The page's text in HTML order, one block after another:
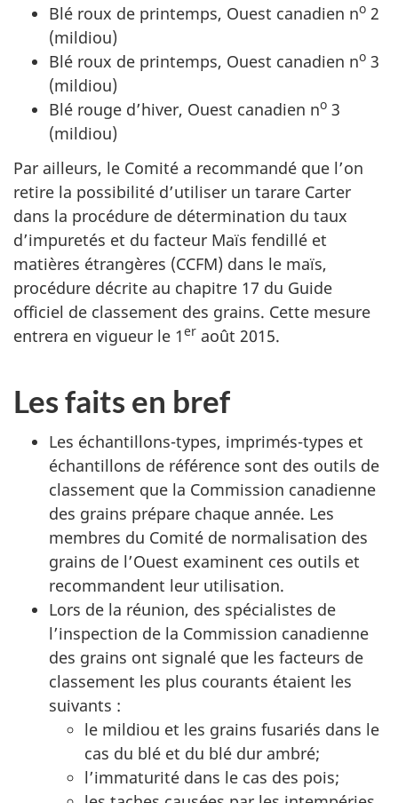
Blé roux de printemps, Ouest canadien no 2
(mildiou)
Blé roux de printemps, Ouest canadien no 3
(mildiou)
Blé rouge d’hiver, Ouest canadien no 3
(mildiou)
Par ailleurs, le Comité a recommandé que l’on
retire la possibilité d’utiliser un tarare Carter
dans la procédure de détermination du taux
d’impuretés et du facteur Maïs fendillé et
matières étrangères (CCFM) dans le maïs,
procédure décrite au chapitre 17 du Guide
officiel de classement des grains. Cette mesure
entrera en vigueur le 1er août 2015.
Les faits en bref
Les échantillons-types, imprimés-types et
échantillons de référence sont des outils de
classement que la Commission canadienne
des grains prépare chaque année. Les
membres du Comité de normalisation des
grains de l’Ouest examinent ces outils et
recommandent leur utilisation.
Lors de la réunion, des spécialistes de
l’inspection de la Commission canadienne
des grains ont signalé que les facteurs de
classement les plus courants étaient les
suivants :
le mildiou et les grains fusariés dans le
cas du blé et du blé dur ambré;
l’immaturité dans le cas des pois;